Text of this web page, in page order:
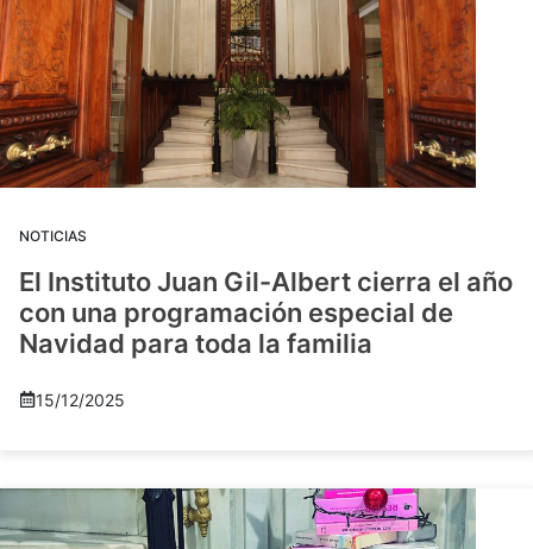
NOTICIAS
El Instituto Juan Gil-Albert cierra el año
con una programación especial de
Navidad para toda la familia
15/12/2025